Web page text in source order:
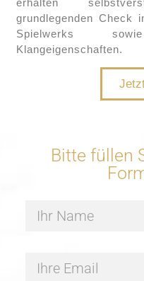
erhalten
grundlegenden Check
Spielwerks
Klangeigenschaften.
Bitte füllen